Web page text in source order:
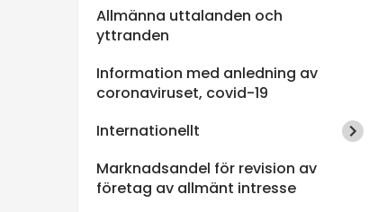
n
Allmänna uttalanden och
yttranden
Information med anledning av
coronaviruset, covid-19
Internationellt
Marknadsandel för revision av
företag av allmänt intresse